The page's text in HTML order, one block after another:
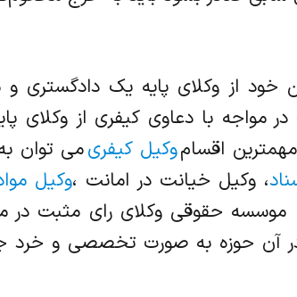
خود از وکلای پایه یک
با دعاوی کیفری از وکلای
اقساموکیل کیفریمی توان
، وکیل خیانت در امانت ،وکیل
موسسه حقوقی وکلای رای مثبت در
حوزه به صورت تخصصی و خرد